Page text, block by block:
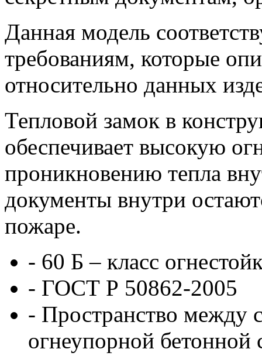
Данная модель
требованиям, которые
относительно данных
Тепловой замок в
обеспечивает высокую
проникновению тепла
документы внутри
пожаре.
- 60 Б – класс
- ГОСТ Р 50862-2005
- Пространство между
огнеупорной бетонной